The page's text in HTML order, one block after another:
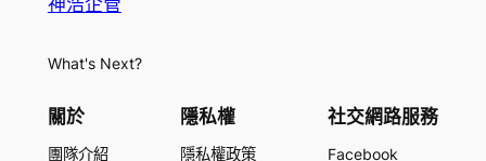
What's Next?
關於
團隊介紹
隱私權
隱私權政策
社交網路服務
Facebook